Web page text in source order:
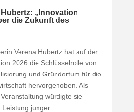
„Inno­vation
die Zukunft des
Verena Hubertz hat auf der
2026 die Schlüsselrolle von
und Gründertum für die
hervorgehoben. Als
würdigte sie
junger...